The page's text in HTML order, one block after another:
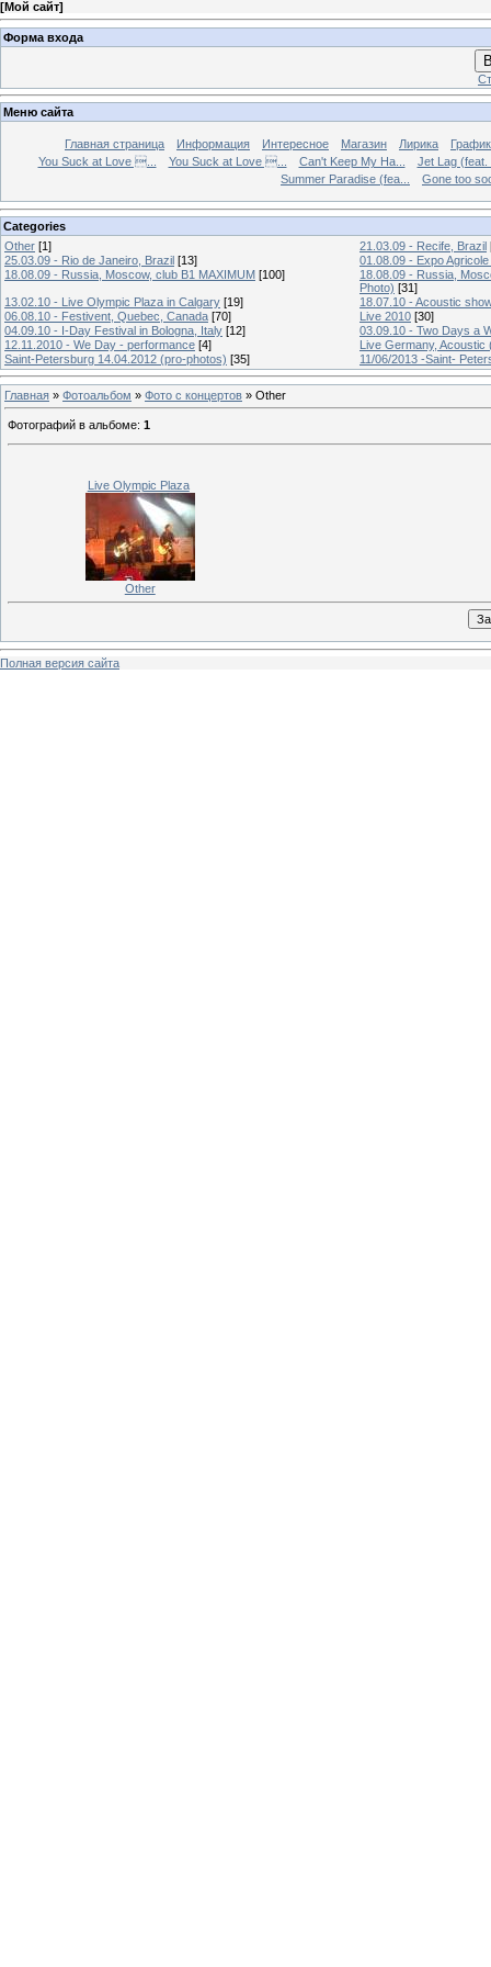
[Мой сайт]
Форма входа
Меню сайта
Главная страница Информация Интересное Магазин Лирика
You Suck at Love ...
You Suck at Love ... Can't Keep My Ha...
Jet Lag (feat.
Summer Paradise (fea...
Gone too
Categories
Other [1] 21.03.09 - Recife, Brazil
25.03.09 - Rio de Janeiro, Brazil [13]
01.08.09 - Expo
18.08.09 - Russia, Moscow, club B1 MAXIMUM [100]
18.08.09 - Russia,
Photo) [31]
13.02.10 - Live Olympic Plaza in Calgary [19]
18.07.10 - Acoustic
06.08.10 - Festivent, Quebec, Canada [70] Live 2010 [30]
04.09.10 - I-Day Festival in Bologna, Italy [12]
03.09.10 - Two Days a
12.11.2010 - We Day - performance [4]
Live Germany, Acoustic
Saint-Petersburg 14.04.2012 (pro-photos) [35] 11/06/2013 -Saint-
Главная » Фотоальбом » Фото с концертов » Other
Фотографий в альбоме: 1
Live Olympic Plaza
Other
Полная версия сайта